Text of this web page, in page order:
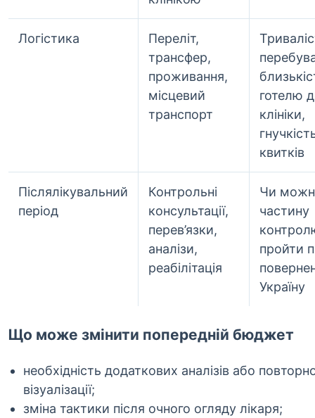
Логістика
Переліт,
трансфер,
проживання,
місцевий
транспорт
готелю
клініки,
квитків
Післялікувальний
період
Контрольні
консультації,
перев’язки,
аналізи,
реабілітація
Чи
частину
пройти
Україну
Що може змінити попередній бюджет
необхідність додаткових аналізів або
візуалізації;
зміна тактики після очного огляду лікаря;